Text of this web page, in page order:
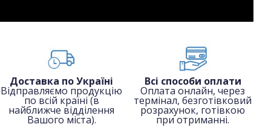
Доставка по Україні
Відправляємо продукцію
по всій країні (в
найближче відділення
Вашого міста).
Всі способи оплати
Оплата онлайн, через
термінал, безготівковий
розрахунок, готівкою
при отриманні.